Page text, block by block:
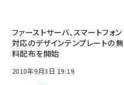
ファーストサーバ、スマートフォン
対応のデザインテンプレートの無
料配布を開始
2010年9月3日 19:19